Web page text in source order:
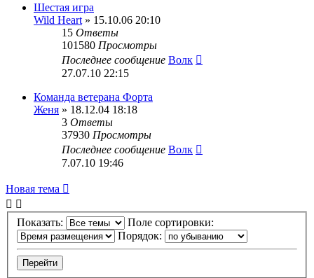
Шестая игра
Wild Heart » 15.10.06 20:10
15 Ответы
101580 Просмотры
Последнее сообщение Волк
27.07.10 22:15
Команда ветерана Форта
Женя » 18.12.04 18:18
3 Ответы
37930 Просмотры
Последнее сообщение Волк
7.07.10 19:46
Новая тема
Показать:
Поле сортировки:
Порядок: